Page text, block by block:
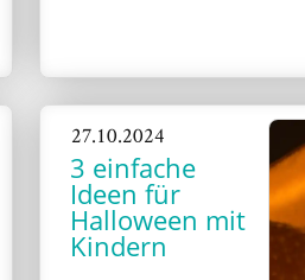
„Mutterschaft ist
27.10.2024
3 einfache
Ideen für
Halloween mit
Kindern